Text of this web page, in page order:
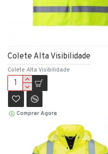
Colete Alta Visibilidade
Colete Alta Visibilidade
Comprar Agora